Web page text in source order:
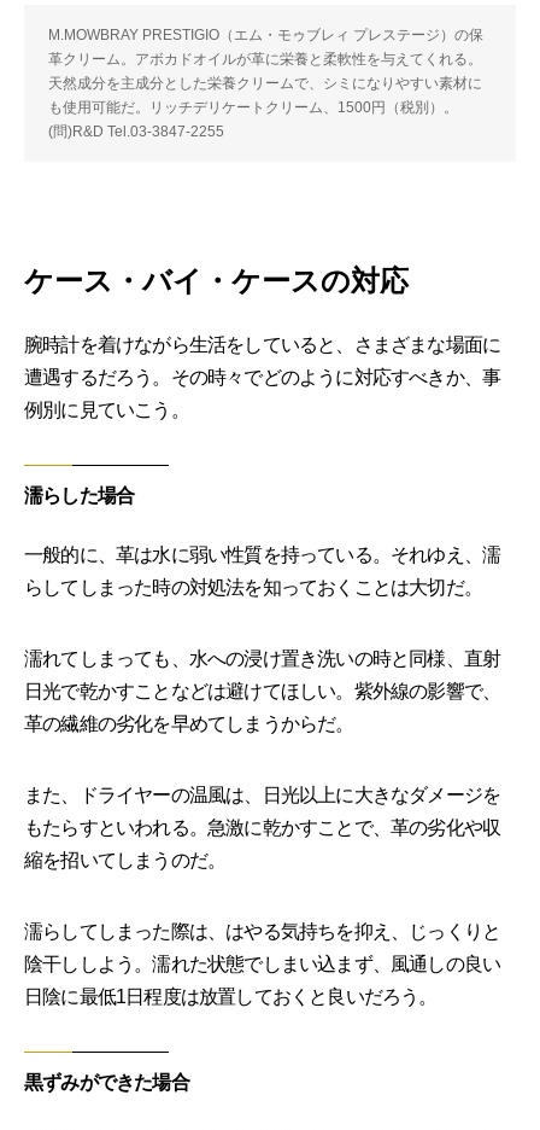
M.MOWBRAY PRESTIGIO（エム・モゥブレィ プレステージ）の保
革クリーム。アボカドオイルが革に栄養と柔軟性を与えてくれる。
天然成分を主成分とした栄養クリームで、シミになりやすい素材に
も使用可能だ。リッチデリケートクリーム、1500円（税別）。
(問)R&D Tel.03-3847-2255
ケース・バイ・ケースの対応
腕時計を着けながら生活をしていると、さまざまな場面に
遭遇するだろう。その時々でどのように対応すべきか、事
例別に見ていこう。
濡らした場合
一般的に、革は水に弱い性質を持っている。それゆえ、濡
らしてしまった時の対処法を知っておくことは大切だ。
濡れてしまっても、水への浸け置き洗いの時と同様、直射
日光で乾かすことなどは避けてほしい。紫外線の影響で、
革の繊維の劣化を早めてしまうからだ。
また、ドライヤーの温風は、日光以上に大きなダメージを
もたらすといわれる。急激に乾かすことで、革の劣化や収
縮を招いてしまうのだ。
濡らしてしまった際は、はやる気持ちを抑え、じっくりと
陰干ししよう。濡れた状態でしまい込まず、風通しの良い
日陰に最低1日程度は放置しておくと良いだろう。
黒ずみができた場合